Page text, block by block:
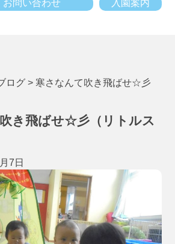
入園案内
お問い合わせ
ログ > 寒さなんて吹き飛ばせ☆彡
き飛ばせ☆彡（リトルス
7日